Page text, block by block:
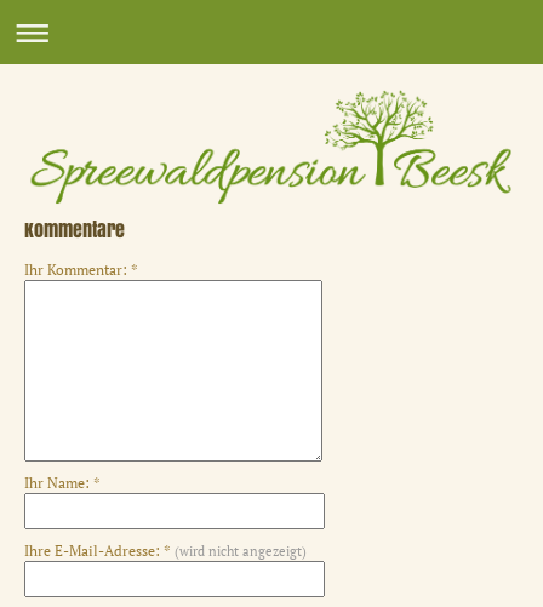
Kommentare
Ihr Kommentar: *
Ihr Name: *
Ihre E-Mail-Adresse: * (wird nicht angezeigt)